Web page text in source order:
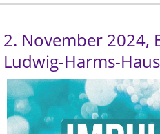
2. November 2024,
Ludwig-Harms-Haus